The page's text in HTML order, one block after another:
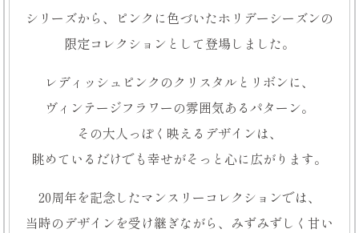
シリーズから、
ピンクに色づいたホリデーシーズンの
限定コレクションとして登場しました。
レディッシュピンクのクリスタルとリボンに、
ヴィンテージフラワーの雰囲気あるパターン。
その大人っぽく 映える デザインは、
眺めているだけでも幸せがそっと心に広がります。
20周年を記念したマンスリー コレクションでは、
当時のデザインを受け継ぎながら、 みずみずしく甘い